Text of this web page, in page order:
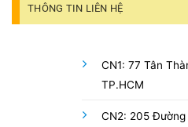
THÔNG TIN LIÊN HỆ
CN1: 77 Tân
TP.HCM
CN2: 205 Đường